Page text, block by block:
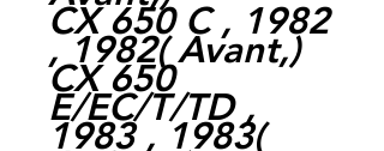
CX 650 C , 1982
, 1982( Avant,)
CX 650
E/EC/T/TD ,
1983 , 1983(